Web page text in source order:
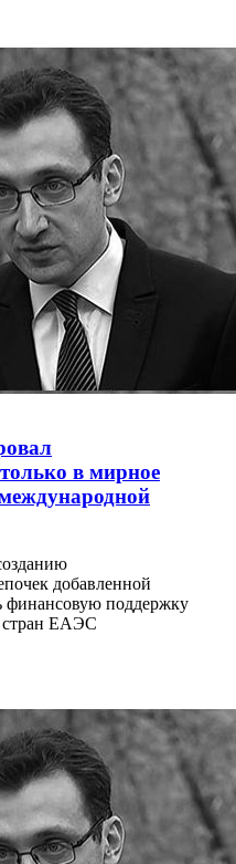
в мирное
добавленной
финансовую поддержку
стран ЕАЭС